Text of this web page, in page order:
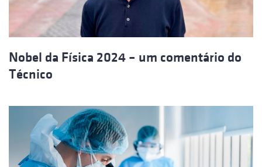
Nobel da Física 2024 – um comentário do
Técnico